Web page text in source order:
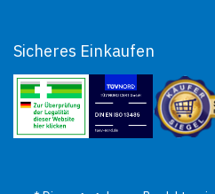
Sicheres Einkaufen